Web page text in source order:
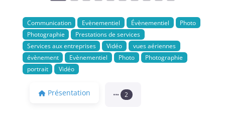
Communication Evènementiel Évènementiel
Photo
Photographie
Prestations de services
Services aux entreprises
Vidéo
vues aériennes
évènement
Evènementiel Photo
Photographie
portrait
Vidéo
Présentation 2